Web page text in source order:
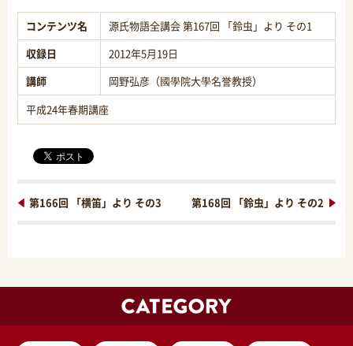
コンテンツ名
源氏物語全講会 第167回 「鈴虫」より その1
収録日
2012年5月19日
講師
岡野弘彦（國學院大學名誉教授）
平成24年春期講座
第166回 「横笛」より その3 第168回 「鈴虫」より その2